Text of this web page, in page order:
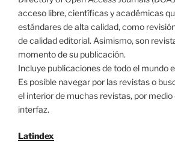
acceso libre, científicas y académicas
estándares de alta calidad, como
de calidad editorial. Asimismo, son
momento de su publicación.
Incluye publicaciones de todo el mundo
Es posible navegar por las revistas o
el interior de muchas revistas, por medio
interfaz.
Latindex